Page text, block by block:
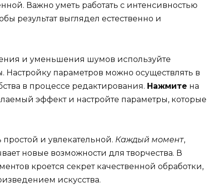
Важно уметь работать с интенсивностью
результат выглядел естественно и
и уменьшения шумов используйте
параметров можно осуществлять в
в процессе редактирования. Нажмите на
эффект и настройте параметры, которые
и увлекательной. Каждый момент,
новые возможности для творчества. В
кроется секрет качественной обработки,
искусства.